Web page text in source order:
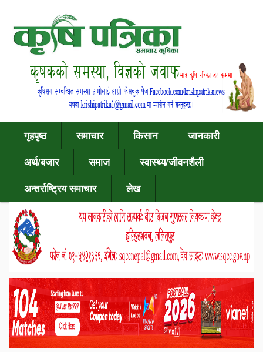
गृहपृष्ठ समाचार किसान
जानकारी
अर्थ/बजार
समाज
स्वास्थ्य/जीवनशैली
अन्तर्राष्ट्रिय समाचार
लेख